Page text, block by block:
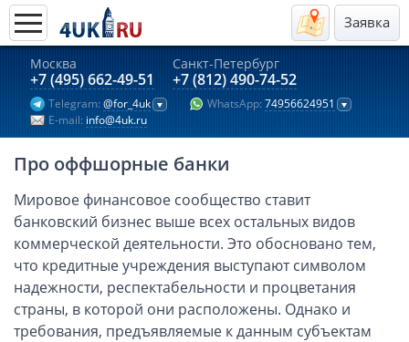
Заявка
Москва
+7 (495) 662-49-51
Санкт-Петербург
+7 (812) 490-74-52
Telegram: @for_4uk WhatsApp: 74956624951
E-mail: info@4uk.ru
Актуальные предложения 2026
Компании в Гонконге
Английские компании LTD
Киргизия (компания и счёт)
Компании в Китае
Kомпания в Канаде с лицензией MSB
Казахстан (компания и счёт)
Открытие счета в банках Казахстана
Платежная система Гонконга
Платежная система Великобритании
Про оффшорные банки
Мировое финансовое сообщество ставит
банковский бизнес выше всех остальных видов
коммерческой деятельности. Это обосновано тем,
что кредитные учреждения выступают символом
надежности, респектабельности и процветания
страны, в которой они расположены. Однако и
требования, предъявляемые к данным субъектам